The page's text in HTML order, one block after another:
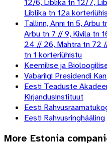
12/6, Liblika tn 12/7,
Liblika tn 12a
Tallinn, Anni tn 5, Arbu
Arbu tn 7 // 9, Kivila tn
24 // 26, Mahtra tn 72
tn 1 korteriühistu
Keemilise ja
Vabariigi Presidendi
Eesti Teaduste
Kirjandusinstituut
Eesti
Eesti Rahvusringhääling
More Estonia